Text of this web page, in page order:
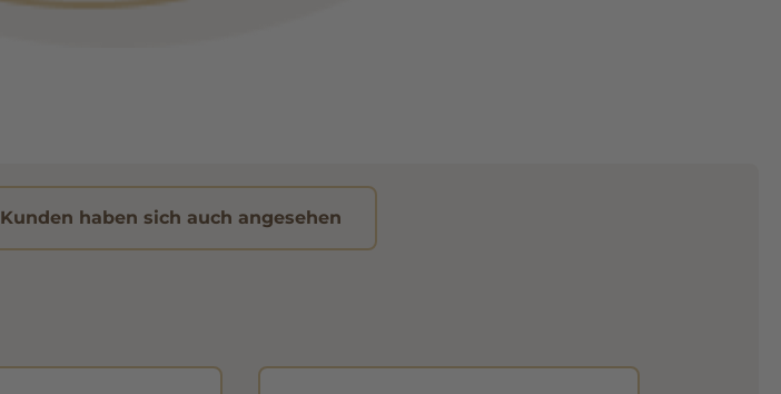
Kunden haben sich auch angesehen